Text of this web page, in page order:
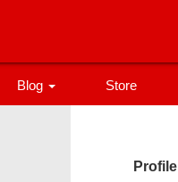
Blog Store
Profile